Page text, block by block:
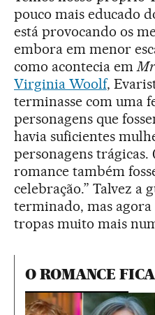
pouco mais educado
está provocando os
embora em menor
como acontecia em
Virginia Woolf,
terminasse com uma
personagens que
havia suficientes
personagens trágicas.
romance também
celebração.” Talvez a
terminado, mas
tropas muito mais
O ROMANCE